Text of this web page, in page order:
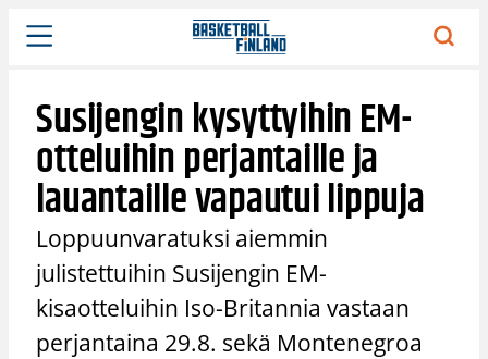
Siirry
sisältöön
Susijengin kysyttyihin EM-
otteluihin perjantaille ja
lauantaille vapautui lippuja
Loppuunvaratuksi aiemmin
julistettuihin Susijengin EM-
kisaotteluihin Iso-Britannia vastaan
perjantaina 29.8. sekä Montenegroa